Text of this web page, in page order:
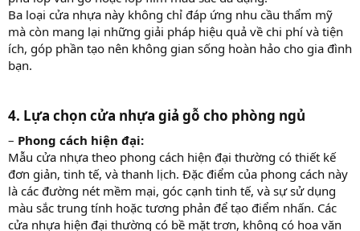
Ba loại cửa nhựa này không chỉ đáp ứng nhu cầu thẩm mỹ
mà còn mang lại những giải pháp hiệu quả về chi phí và tiện
ích, góp phần tạo nên không gian sống hoàn hảo cho gia đình
bạn.
4. Lựa chọn cửa nhựa giả gỗ cho phòng ngủ​
– Phong cách hiện đại:
Mẫu cửa nhựa theo phong cách hiện đại thường có thiết kế
đơn giản, tinh tế, và thanh lịch. Đặc điểm của phong cách này
là các đường nét mềm mại, góc cạnh tinh tế, và sự sử dụng
màu sắc trung tính hoặc tương phản để tạo điểm nhấn. Các
cửa nhựa hiện đại thường có bề mặt trơn, không có hoa văn